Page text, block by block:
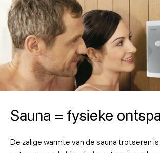
Sauna = fysieke
De zalige warmte van de sauna trotseren